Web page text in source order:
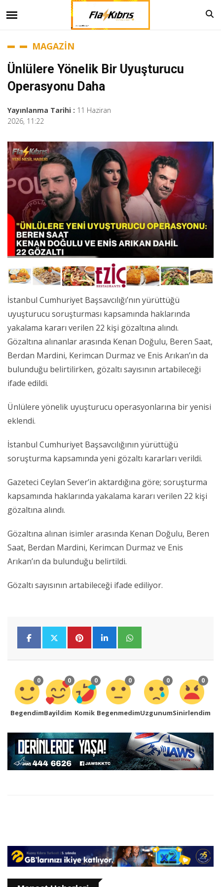
MAGAZİN
Ünlülere Yönelik Bir Uyuşturucu
Operasyonu Daha
Yayınlanma Tarihi : 11 Haziran
2026, 11:22
İstanbul Cumhuriyet Başsavcılığı’nın yürüttüğü
uyuşturucu soruşturması kapsamında haklarında
yakalama kararı verilen 22 kişi gözaltına alındı.
Gözaltına alınanlar arasında Kenan Doğulu, Beren Saat,
Berdan Mardini, Kerimcan Durmaz ve Enis Arıkan’ın da
bulunduğu belirtilirken, gözaltı sayısının artabileceği
ifade edildi.
Ünlülere yönelik uyuşturucu operasyonlarına bir yenisi
eklendi.
İstanbul Cumhuriyet Başsavcılığının yürüttüğü
soruşturma kapsamında yeni gözaltı kararları verildi.
Gazeteci Ceylan Sever’in aktardığına göre; soruşturma
kapsamında haklarında yakalama kararı verilen 22 kişi
gözaltına alındı.
Gözaltına alınan isimler arasında Kenan Doğulu, Beren
Saat, Berdan Mardini, Kerimcan Durmaz ve Enis
Arıkan’ın da bulunduğu belirtildi.
Gözaltı sayısının artabileceği ifade ediliyor.
0
Begendim
0
Bayildim
0
Komik
0
Begenmedim
0
Uzgunum
0
Sinirlendim